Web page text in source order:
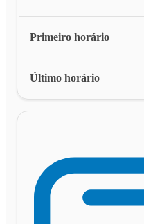
Primeiro horário
Último horário